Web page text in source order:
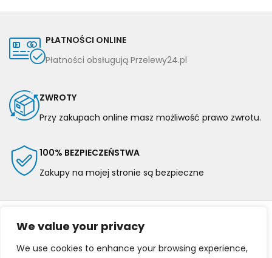
We value your privacy
We use cookies to enhance your browsing experience,
PŁATNOŚCI ONLINE
Płatności obsługują Przelewy24.pl
ZWROTY
Przy zakupach online masz możliwość prawo zwrotu.
100% BEZPIECZEŃSTWA
Zakupy na mojej stronie są bezpieczne